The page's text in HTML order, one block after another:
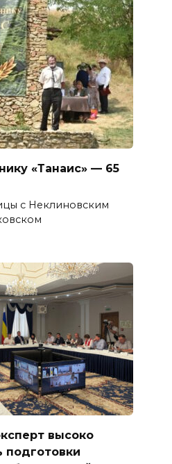
«Танаис» — 65
с Неклиновским
высоко
подготовки